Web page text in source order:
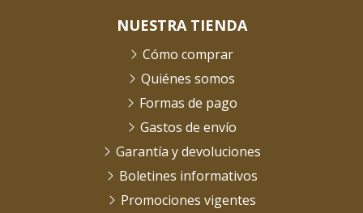
NUESTRA TIENDA
Cómo comprar
Quiénes somos
Formas de pago
Gastos de envío
Garantía y devoluciones
Boletines informativos
Promociones vigentes